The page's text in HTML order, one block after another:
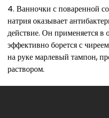
Ванночки с поваренной
натрия оказывает
действие. Он применяется
эффективно борется с
на руке марлевый тампон,
раствором.